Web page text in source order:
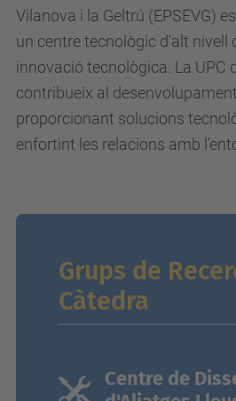
Vilanova i la Geltrú (EPSEVG)
un centre tecnològic d'alt nivell
innovació tecnològica. La UPC
contribueix al
proporcionant solucions
enfortint les relacions amb
Grups de
Càtedra
Centre de